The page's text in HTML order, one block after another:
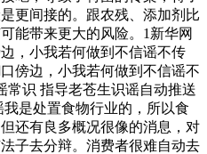
更间接的。跟农残、添加剂比
能带来更大的风险。1新华网
，小我若何做到不信谣不传
傍边，小我若何做到不信谣不
常识 指导老苍生识谣自动推送
是处置食物行业的，所以食
还有良多概况很像的消息，对
子去分辩。消费者很难自动去